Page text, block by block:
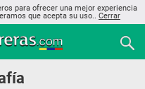
para ofrecer una mejor experiencia
que acepta su uso.. Cerrar